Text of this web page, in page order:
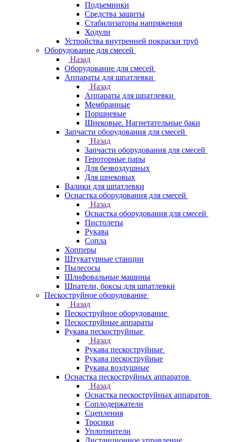
Подъемники
Средства защиты
Стабилизаторы напряжения
Ходули
Устройства внутренней покраски труб
Оборудование для смесей
Назад
Оборудование для смесей
Аппараты для шпатлевки
Назад
Аппараты для шпатлевки
Мембранные
Поршневые
Шнековые. Нагнетательные баки
Запчасти оборудования для смесей
Назад
Запчасти оборудования для смесей
Героторные пары
Для безвоздушных
Для шнековых
Валики для шпатлевки
Оснастка оборудования для смесей
Назад
Оснастка оборудования для смесей
Пистолеты
Рукава
Сопла
Хопперы
Штукатурные станции
Пылесосы
Шлифовальные машины
Шпатели, боксы для шпатлевки
Пескоструйное оборудование
Назад
Пескоструйное оборудование
Пескоструйные аппараты
Рукава пескоструйные
Назад
Рукава пескоструйные
Рукава пескоструйные
Рукава воздушные
Оснастка пескоструйных аппаратов
Назад
Оснастка пескоструйных аппаратов
Соплодержатели
Сцепления
Тросики
Уплотнители
Дистанционное управление